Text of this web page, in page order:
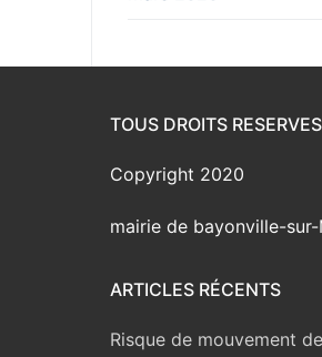
TOUS DROITS RESERVES
Copyright 2020
mairie de bayonville-sur-
ARTICLES RÉCENTS
Risque de mouvement